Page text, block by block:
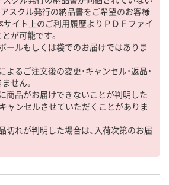
スクル発行の納品書をご希望のお客様
サイト上のご利用履歴よりＰＤＦファイ
が可能です。
ールもしくは袋でのお届けではありま
よるご注文後の変更・キャンセル・返品・
せん。
商品がお届けできないことが判明した
ャンセルさせていただくことがありま
切れが判明した場合は、入荷次第のお届